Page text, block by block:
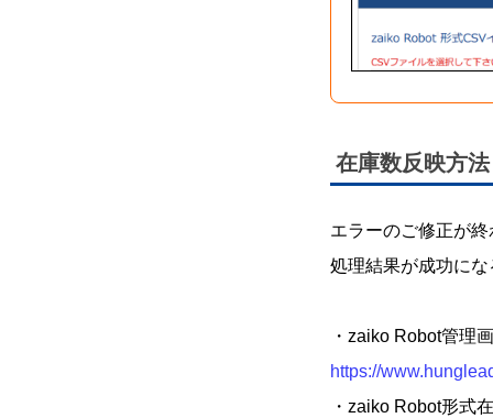
在庫数反映方法
エラーのご修正が
処理結果が成功に
・zaiko Robot管理
https://
・zaiko Robot形式